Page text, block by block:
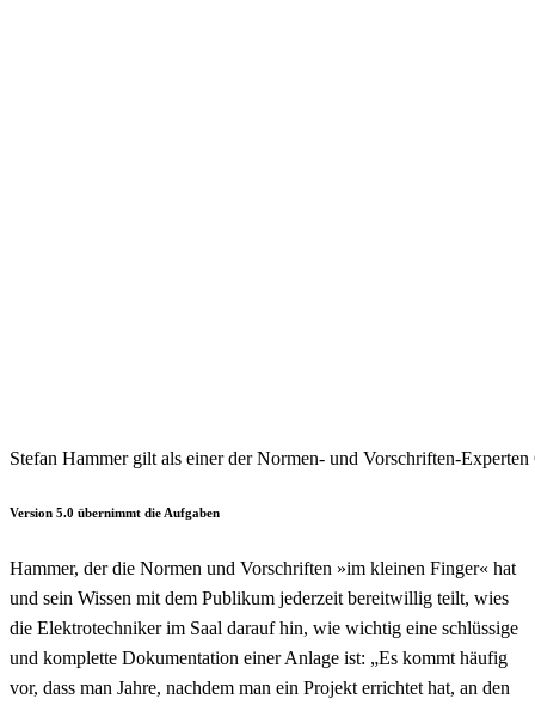
Stefan Hammer gilt als einer der Normen- und Vorschriften-
Version 5.0 übernimmt die Aufgaben
Hammer, der die Normen und Vorschriften »im kleinen Finger« hat
und sein Wissen mit dem Publikum jederzeit bereitwillig teilt, wies
die Elektrotechniker im Saal darauf hin, wie wichtig eine schlüssige
und komplette Dokumentation einer Anlage ist: „Es kommt häufig
vor, dass man Jahre, nachdem man ein Projekt errichtet hat, an den